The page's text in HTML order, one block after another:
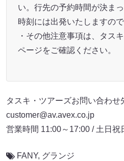
い。行先の予約時間が決ま
時刻には出発いたしますの
・その他注意事項は、タス
ページをご確認ください。
タスキ・ツアーズお問い合わせ
customer@av.avex.co.jp
営業時間 11:00～17:00 / 土日祝
FANY, グランジ